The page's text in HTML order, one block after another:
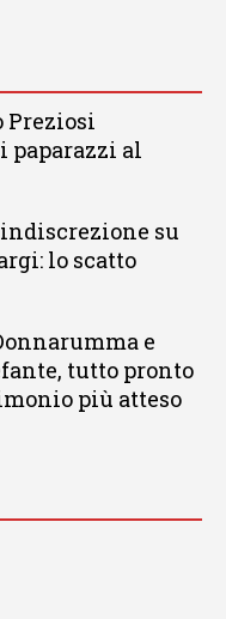
Preziosi
paparazzi al
su
lo scatto
e
tutto pronto
più atteso